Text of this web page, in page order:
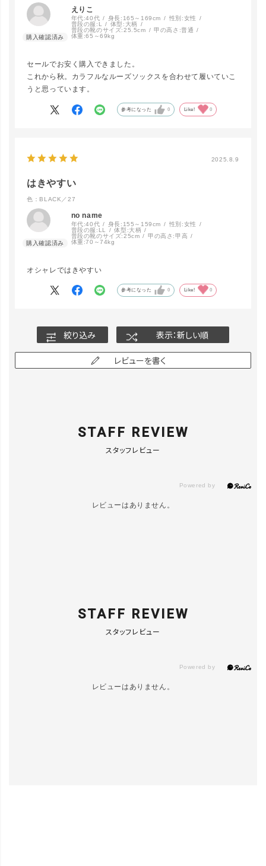
BLACK／23
在庫なし
LINEで再入荷
BLACK／24
在庫なし
LINEで再入荷
えりこ
年代:40代 身長: 165～169cm 性別:女性
普段の服: L 体型: 大柄
普段の靴のサイズ:25.5cm 甲の高さ:普通
体重:65～69kg
セールでお安く購入できました。
これから秋。カラフルなルーズソックスを合わせて履いていこ
うと思っています。
参考になった 0 Like! 0
2025.8.9
はきやすい
色：BLACK／27
no name
年代:40代 身長: 155～159cm 性別:女性
普段の服: LL 体型:大柄
普段の靴のサイズ:25cm 甲の高さ:甲高
体重:70～74kg
オシャレではきやすい
参考になった 0 Like! 0
絞り込み 表示：新しい順
レビューを書く
STAFF REVIEW
スタッフレビュー
レビューはありません。
STAFF REVIEW
スタッフレビュー
レビューはありません。